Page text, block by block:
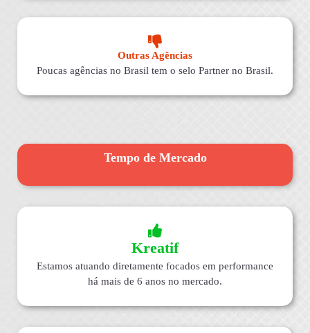
Outras Agências
Poucas agências no Brasil tem o selo Partner no Brasil.
Tempo de Mercado
Kreatif
Estamos atuando diretamente focados em performance
há mais de 6 anos no mercado.